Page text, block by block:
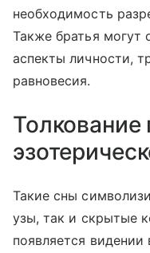
необходимость
Также братья могут
аспекты личности,
равновесия.
Толкование
Такие сны
узы, так и скрытые
появляется видении